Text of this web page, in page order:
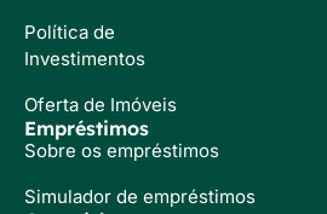
Política de
Investimentos
Oferta de Imóveis
Empréstimos
Sobre os empréstimos
Simulador de empréstimos